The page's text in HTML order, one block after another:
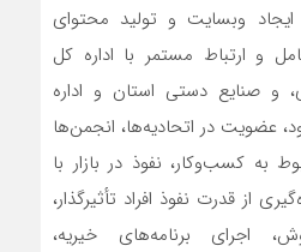
وبسایت و تولید محتوای
و ارتباط مستمر با اداره کل
و صنایع دستی استان و اداره
عضویت در اتحادیه‌ها، انجمن‌ها
به کسب‌وکار، نفوذ در بازار با
از قدرت نفوذ افراد تأثیرگذار،
اجرای برنامه‌های خیریه،